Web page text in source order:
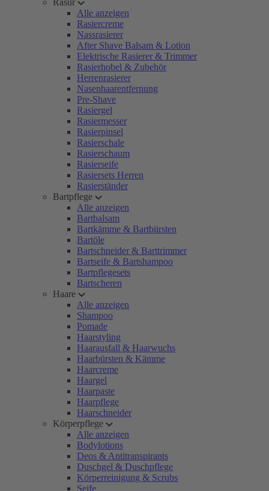
Rasur
Alle anzeigen
Rasiercreme
Nassrasierer
After Shave Balsam & Lotion
Elektrische Rasierer & Trimmer
Rasierhobel & Zubehör
Herrenrasierer
Nasenhaarentfernung
Pre-Shave
Rasiergel
Rasiermesser
Rasierpinsel
Rasierschale
Rasierschaum
Rasierseife
Rasiersets Herren
Rasierständer
Bartpflege
Alle anzeigen
Bartbalsam
Bartkämme & Bartbürsten
Bartöle
Bartschneider & Barttrimmer
Bartseife & Bartshampoo
Bartpflegesets
Bartscheren
Haare
Alle anzeigen
Shampoo
Pomade
Haarstyling
Haarausfall & Haarwuchs
Haarbürsten & Kämme
Haarcreme
Haargel
Haarpaste
Haarpflege
Haarschneider
Körperpflege
Alle anzeigen
Bodylotions
Deos & Antitranspirants
Duschgel & Duschpflege
Körperreinigung & Scrubs
Seife